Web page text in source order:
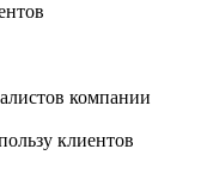
компании
клиентов